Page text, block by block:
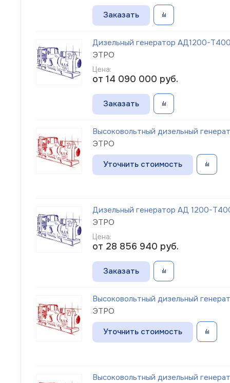
Заказать
Дизельный генератор АД1200-
ЭТРО
Цена:
от 14 090 000 руб.
Заказать
Высоковольтный дизельный
ЭТРО
Уточнить стоимость
Дизельный генератор АД 1200-
ЭТРО
Цена:
от 28 856 940 руб.
Заказать
Высоковольтный дизельный
ЭТРО
Уточнить стоимость
Высоковольтный дизельный